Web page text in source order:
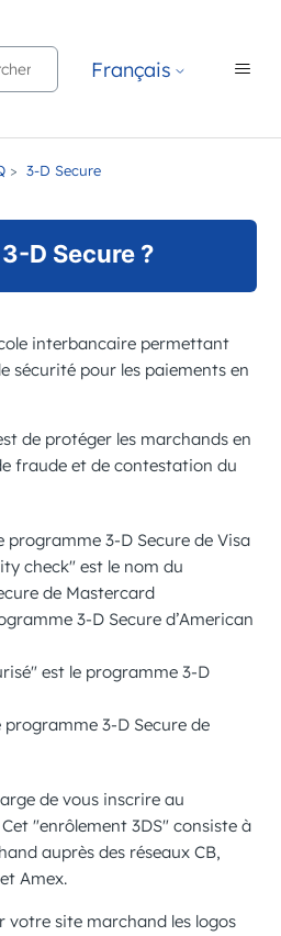
Français
3-D Secure
D Secure ?
interbancaire permettant
sécurité pour les paiements en
de protéger les marchands en
fraude et de contestation du
programme3-D Secure de Visa
check" est le nom du
de Mastercard
3-D Secure d’American
est le programme3-D
programme3-D Secure de
de vous inscrire au
Cet "enrôlement 3DS" consiste à
auprès des réseaux CB,
Amex.
votre site marchand les logos